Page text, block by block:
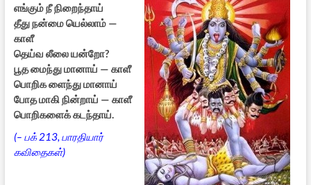
எங்கும் நீ நிறைந்தாய்
தீது நன்மை யெல்லாம் —
காளீ
தெய்வ லீலை யன்றோ?
பூத மைந்து மானாய் — காளீ
பொறிக ளைந்து மானாய்
போத மாகி நின்றாய் — காளீ
பொறிகளைக் கடந்தாய்.
(– பக் 213, பாரதியார்
கவிதைகள்)